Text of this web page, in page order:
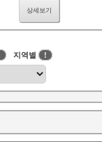
상세보기
지역별 !